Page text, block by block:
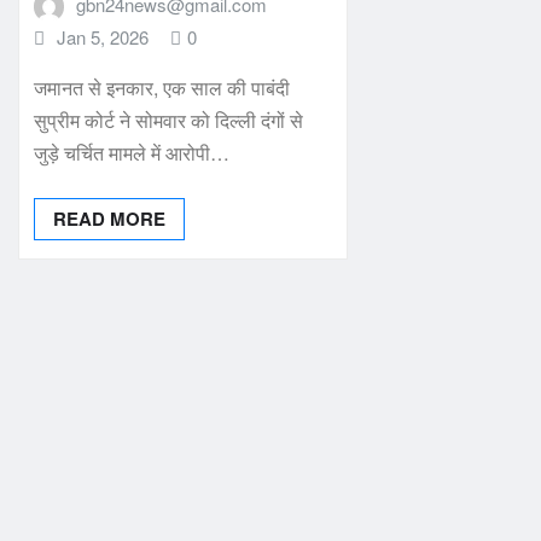
Jan 5, 2026
0
जमानत से इनकार, एक साल की पाबंदी
सुप्रीम कोर्ट ने सोमवार को दिल्ली दंगों से
जुड़े चर्चित मामले में आरोपी…
READ MORE